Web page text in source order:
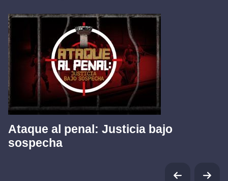
Ataque al penal: Justicia bajo
sospecha